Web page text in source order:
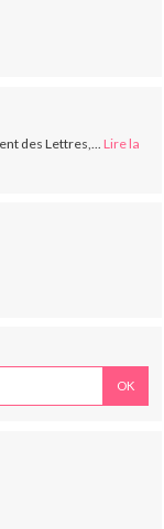
des Lettres,... Lire la